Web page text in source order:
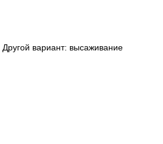
Другой вариант: высаживание